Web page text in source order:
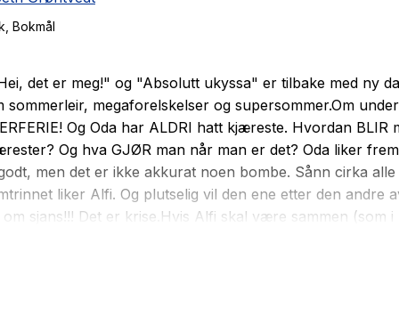
, Bokmål
det er meg!" og "Absolutt ukyssa" er tilbake med ny
sommerleir, megaforelskelser og supersommer.Om
Og Oda har ALDRI hatt kjæreste. Hvordan BLIR
Og hva GJØR man når man er det? Oda liker
men det er ikke akkurat noen bombe. Sånn cirka alle
liker Alfi. Og plutselig vil den ene etter den andre
sjans!!! Det er krise.Hvis Alfi skal være sammen (som i